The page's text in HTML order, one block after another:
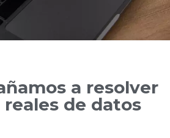
a resolver
de datos